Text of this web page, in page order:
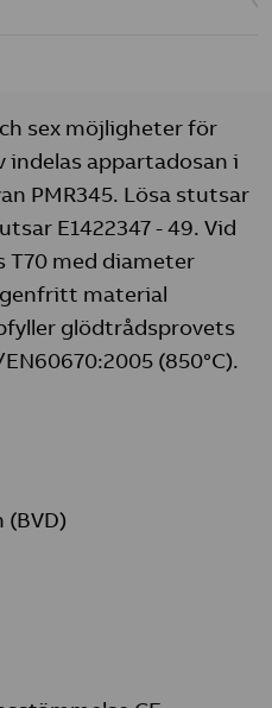
sex möjligheter för
appartadosan i
PMR345. Lösa stutsar
E1422347 - 49. Vid
T70 med diameter
material
glödtrådsprovets
(850°C).